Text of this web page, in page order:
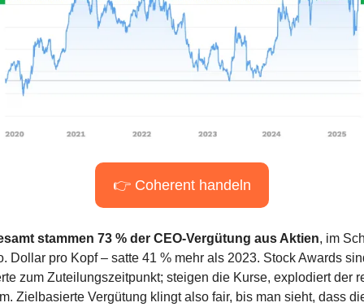
👉 Coherent handeln
stammen 73 % der CEO-Vergütung aus Aktien, im
Dollar pro Kopf – satte 41 % mehr als 2023. Stock Awards
zum Zuteilungszeitpunkt; steigen die Kurse, explodiert der
Zielbasierte Vergütung klingt also fair, bis man sieht, dass